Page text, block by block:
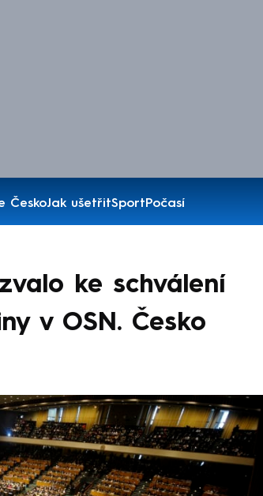
ČeskoJak ušetřitSportPočasí
ke schválení
v OSN. Česko